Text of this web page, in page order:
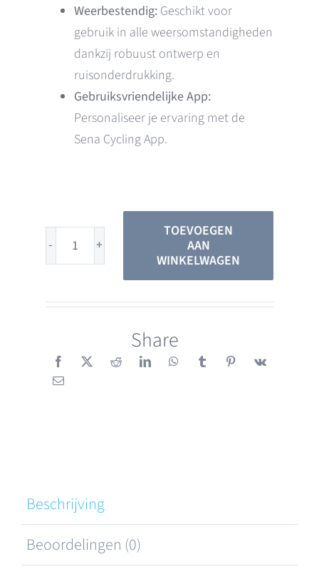
Weerbestendig:Geschikt voor
gebruik in alle weersomstandigheden
dankzij robuust ontwerp en
ruisonderdrukking.
Gebruiksvriendelijke App:
Personaliseer je ervaring met de
Sena Cycling App.
BiKom
Wit
verpakking
TOEVOEGEN
AAN
WINKELWAGEN
Share
Beschrijving
Beoordelingen (0)